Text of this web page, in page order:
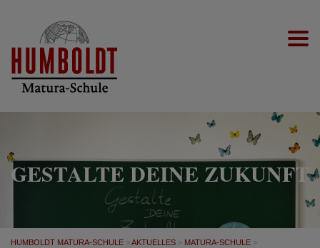
GESTALTE DEINE ZUKUNFT
HUMBOLDT MATURA-SCHULE >AKTUELLES > MATURA-SCHULE >